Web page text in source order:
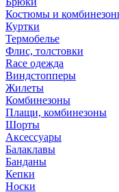
Костюмы и
Куртки
Термобелье
Флис, толстовки
Race одежда
Виндстопперы
Жилеты
Комбинезоны
Плащи, комбинезоны
Шорты
Аксессуары
Балаклавы
Банданы
Кепки
Носки